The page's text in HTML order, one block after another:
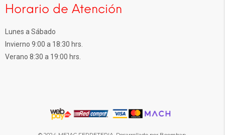
Horario de Atención
Lunes a Sábado
Invierno 9:00 a 18:30 hrs.
Verano 8:30 a 19:00 hrs.